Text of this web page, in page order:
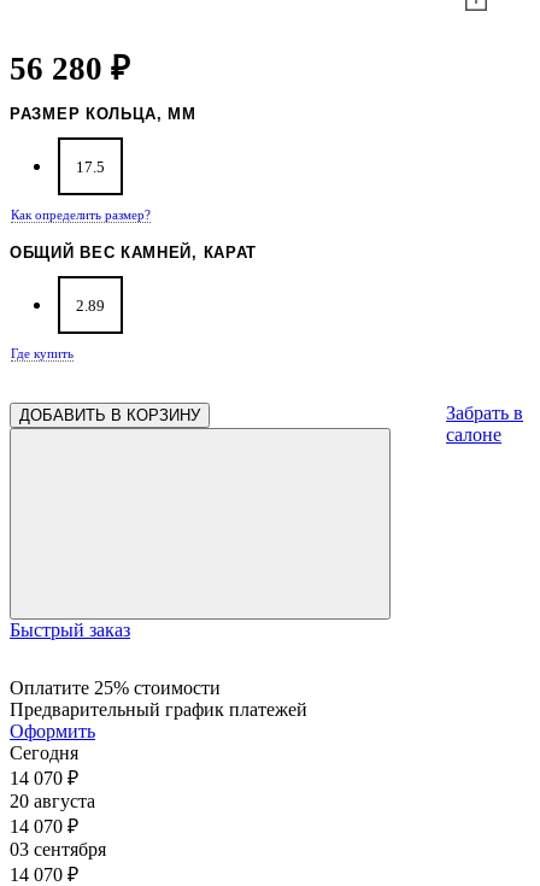
56 280 ₽
РАЗМЕР КОЛЬЦА, ММ
17.5
Как определить размер?
ОБЩИЙ ВЕС КАМНЕЙ, КАРАТ
2.89
Где купить
ДОБАВИТЬ В КОРЗИНУ
Быстрый заказ
Забрать в
салоне
Оплатите 25% стоимости
Предварительный график платежей
Оформить
Сегодня
14 070 ₽
20 августа
14 070 ₽
03 сентября
14 070 ₽